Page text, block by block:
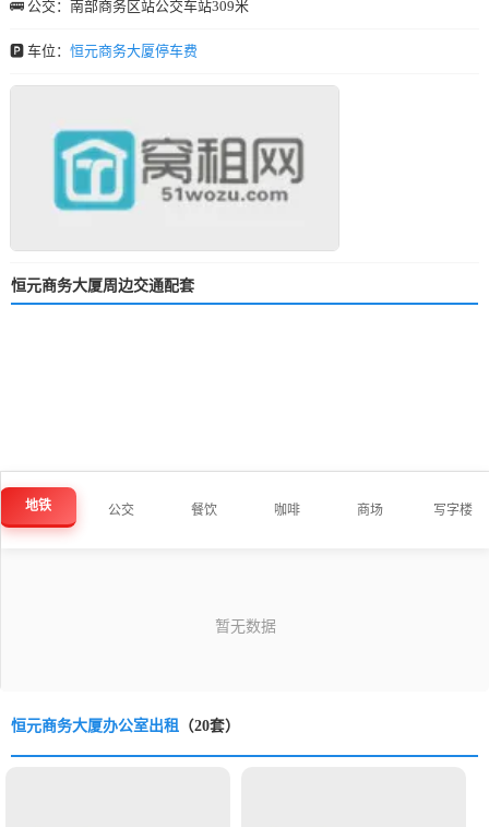
🚌 公交：南部商务区站公交车站309米
🅿️ 车位： 恒元商务大厦停车费
恒元商务大厦周边交通配套
地铁 公交 餐饮 咖啡 商场 写字楼
恒元商务大厦办公室出租 （20套）